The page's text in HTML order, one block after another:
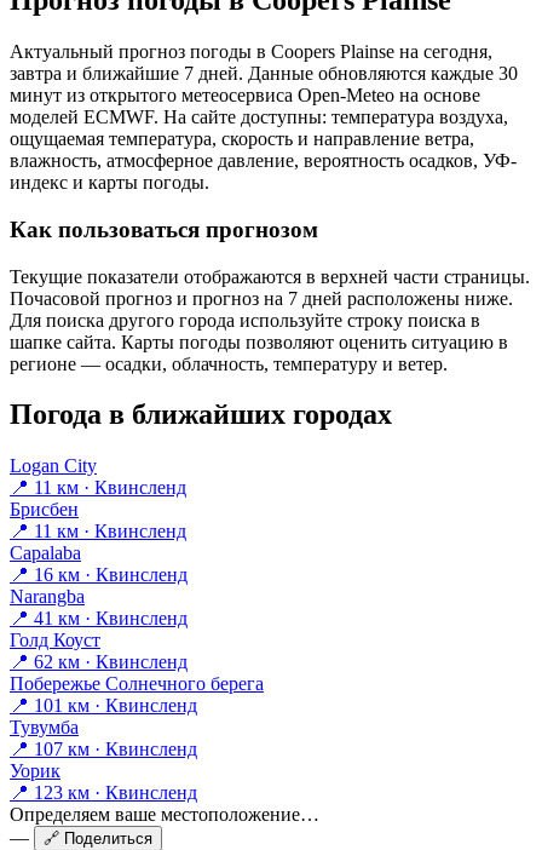
Актуальный прогноз погоды в Coopers Plainsе на сегодня,
завтра и ближайшие 7 дней. Данные обновляются каждые 30
минут из открытого метеосервиса Open-Meteo на основе
моделей ECMWF. На сайте доступны: температура воздуха,
ощущаемая температура, скорость и направление ветра,
влажность, атмосферное давление, вероятность осадков, УФ-
индекс и карты погоды.
Как пользоваться прогнозом
Текущие показатели отображаются в верхней части страницы.
Почасовой прогноз и прогноз на 7 дней расположены ниже.
Для поиска другого города используйте строку поиска в
шапке сайта. Карты погоды позволяют оценить ситуацию в
регионе — осадки, облачность, температуру и ветер.
Погода в ближайших городах
Logan City
📍 11 км · Квинсленд
Брисбен
📍 11 км · Квинсленд
Capalaba
📍 16 км · Квинсленд
Narangba
📍 41 км · Квинсленд
Голд Коуст
📍 62 км · Квинсленд
Побережье Солнечного берега
📍 101 км · Квинсленд
Тувумба
📍 107 км · Квинсленд
Уорик
📍 123 км · Квинсленд
Определяем ваше местоположение…
—
🔗 Поделиться